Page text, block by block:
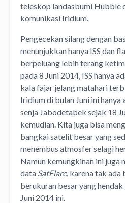
teleskop landasbumi Hubble
komunikasi Iridium.
Pengecekan silang dengan
menunjukkan hanya ISS dan
berpeluang lebih terang
pada 8 Juni 2014, ISS hanya
kala fajar jelang matahari
Iridium di bulan Juni ini hanya
senja Jabodetabek sejak 18
kemudian. Kita juga bisa
bangkai satelit besar yang
menembus atmosfer selagi
Namun kemungkinan ini juga
data SatFlare, karena tak
berukuran besar yang
Juni 2014 ini.